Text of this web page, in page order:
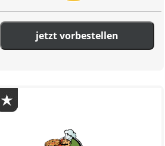
jetzt vorbestellen